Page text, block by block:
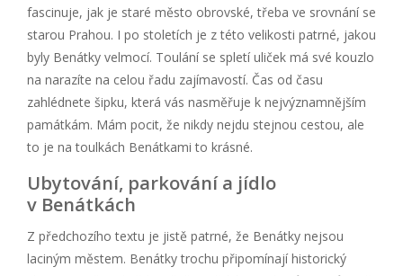
fascinuje, jak je staré město obrovské, třeba ve srovnání se
starou Prahou. I po stoletích je z této velikosti patrné, jakou
byly Benátky velmocí. Toulání se spletí uliček má své kouzlo
na narazíte na celou řadu zajímavostí. Čas od času
zahlédnete šipku, která vás nasměřuje k nejvýznamnějším
památkám. Mám pocit, že nikdy nejdu stejnou cestou, ale
to je na toulkách Benátkami to krásné.
Ubytování, parkování a jídlo
v Benátkách
Z předchozího textu je jistě patrné, že Benátky nejsou
laciným městem. Benátky trochu připomínají historický